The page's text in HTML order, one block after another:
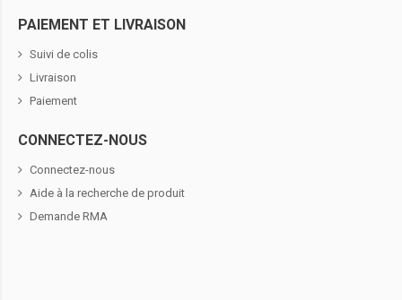
PAIEMENT ET LIVRAISON
Suivi de colis
Livraison
Paiement
CONNECTEZ-NOUS
Connectez-nous
Aide à la recherche de produit
Demande RMA